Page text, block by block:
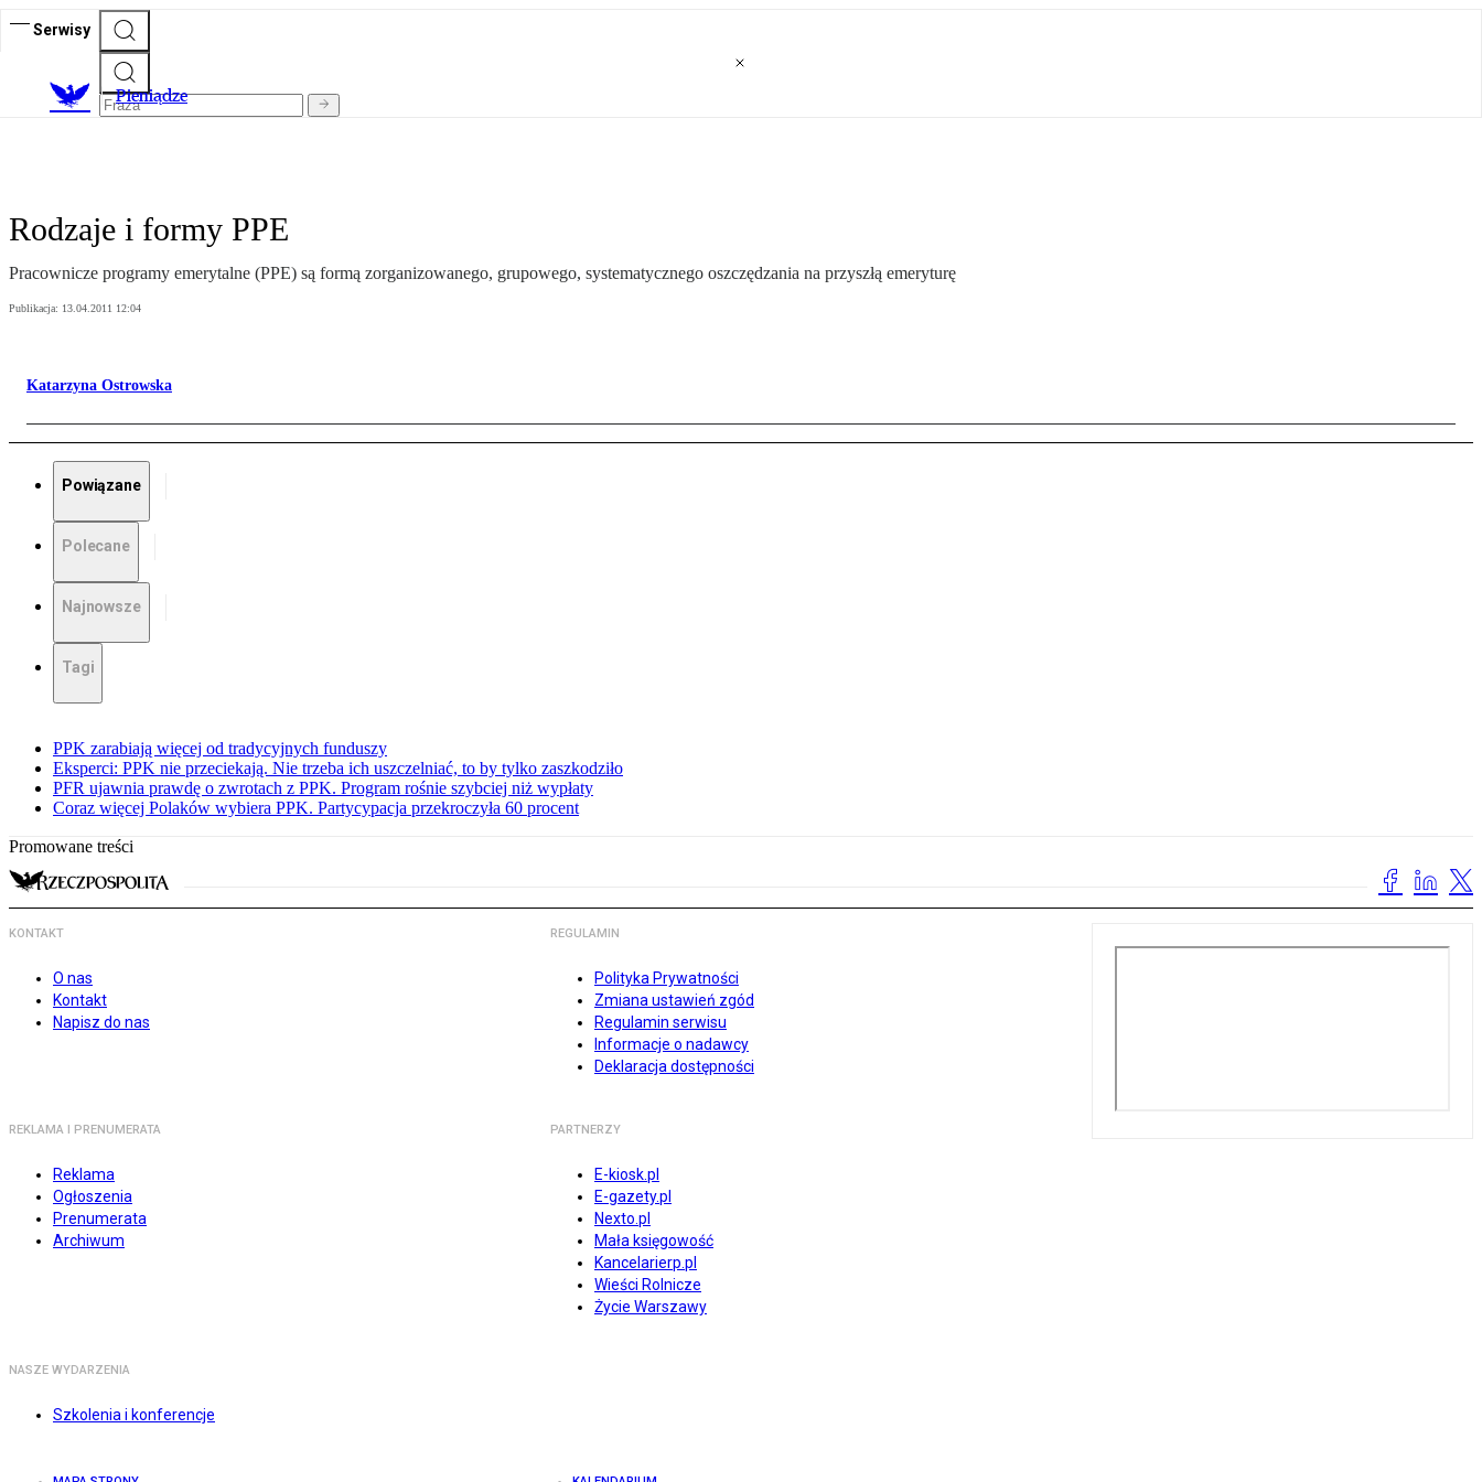
Serwisy
Pieniądze
Rodzaje i formy PPE
Pracownicze programy emerytalne (PPE) są formą zorganizowanego, grupowego, systematycznego oszczędzania na przyszłą emeryturę
Publikacja: 13.04.2011 12:04
Katarzyna Ostrowska
Powiązane
Polecane
Najnowsze
Tagi
PPK zarabiają więcej od tradycyjnych funduszy
Eksperci: PPK nie przeciekają. Nie trzeba ich uszczelniać, to by tylko zaszkodziło
PFR ujawnia prawdę o zwrotach z PPK. Program rośnie szybciej niż wypłaty
Coraz więcej Polaków wybiera PPK. Partycypacja przekroczyła 60 procent
Promowane treści
KONTAKT
O nas
Kontakt
Napisz do nas
REGULAMIN
Polityka Prywatności
Zmiana ustawień zgód
Regulamin serwisu
Informacje o nadawcy
Deklaracja dostępności
REKLAMA I PRENUMERATA
Reklama
Ogłoszenia
Prenumerata
Archiwum
PARTNERZY
E-kiosk.pl
E-gazety.pl
Nexto.pl
Mała księgowość
Kancelarierp.pl
Wieści Rolnicze
Życie Warszawy
NASZE WYDARZENIA
Szkolenia i konferencje